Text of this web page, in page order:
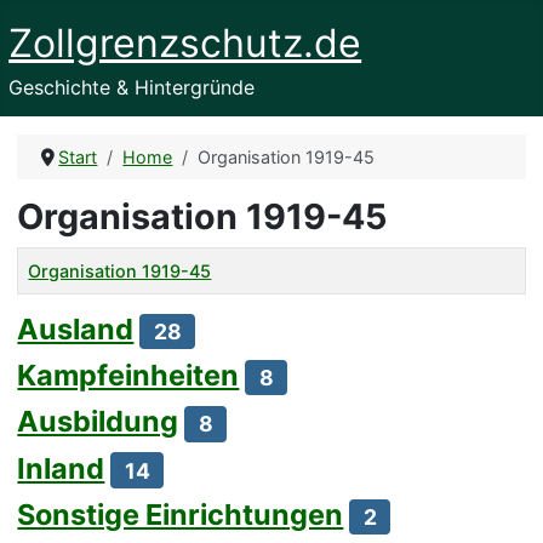
Zollgrenzschutz.de
Geschichte & Hintergründe
Start Home Organisation 1919-45
Organisation 1919-45
Titel
Organisation 1919-45
Ausland 28
Kampfeinheiten 8
Ausbildung 8
Inland 14
Sonstige Einrichtungen 2